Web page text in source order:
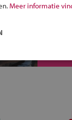
Alle
Meer informatie